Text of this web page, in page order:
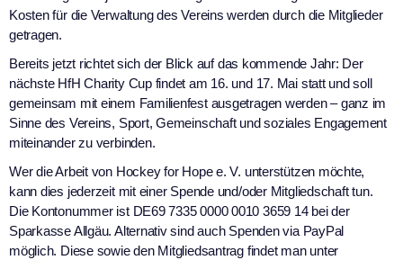
Kosten für die Verwaltung des Vereins werden durch die Mitglieder
getragen.
Bereits jetzt richtet sich der Blick auf das kommende Jahr: Der
nächste HfH Charity Cup findet am 16. und 17. Mai statt und soll
gemeinsam mit einem Familienfest ausgetragen werden – ganz im
Sinne des Vereins, Sport, Gemeinschaft und soziales Engagement
miteinander zu verbinden.
Wer die Arbeit von Hockey for Hope e. V. unterstützen möchte,
kann dies jederzeit mit einer Spende und/oder Mitgliedschaft tun.
Die Kontonummer ist DE69 7335 0000 0010 3659 14 bei der
Sparkasse Allgäu. Alternativ sind auch Spenden via PayPal
möglich. Diese sowie den Mitgliedsantrag findet man unter